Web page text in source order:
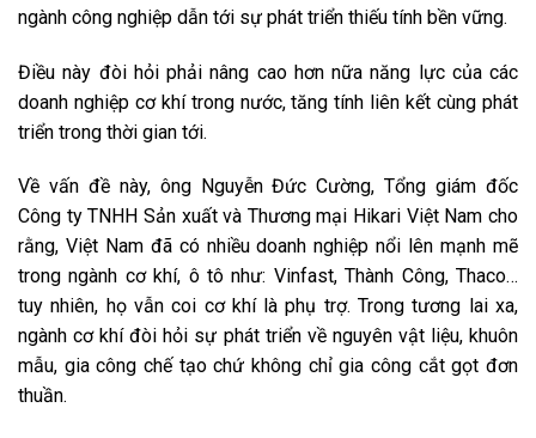
ngành công nghiệp dẫn tới sự phát triển thiếu tính bền vững.
Điều này đòi hỏi phải nâng cao hơn nữa năng lực của các
doanh nghiệp cơ khí trong nước, tăng tính liên kết cùng phát
triển trong thời gian tới.
Về vấn đề này, ông Nguyễn Đức Cường, Tổng giám đốc
Công ty TNHH Sản xuất và Thương mại Hikari Việt Nam cho
rằng, Việt Nam đã có nhiều doanh nghiệp nổi lên mạnh mẽ
trong ngành cơ khí, ô tô như: Vinfast, Thành Công, Thaco…
tuy nhiên, họ vẫn coi cơ khí là phụ trợ. Trong tương lai xa,
ngành cơ khí đòi hỏi sự phát triển về nguyên vật liệu, khuôn
mẫu, gia công chế tạo chứ không chỉ gia công cắt gọt đơn
thuần.